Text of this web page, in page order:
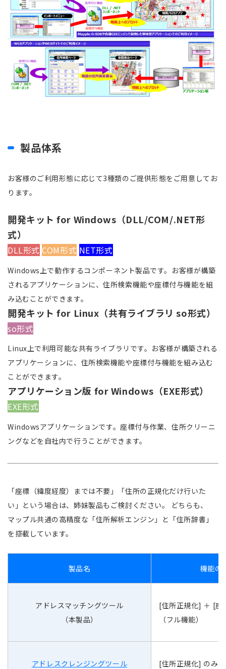
製品体系
お客様のご利用形態に応じて3種類のご提供形態をご用意してお
ります。
開発キット for Windows（DLL/COM/.NET形
式）
DLL形式 COM形式 NET形式
Windows上で動作するコンポーネント製品です。お客様が構築
されるアプリケーションに、住所検索機能や座標付与機能を組
み込むことができます。
開発キット for Linux（共有ライブラリ so形式）
so形式
Linux上で利用可能な共有ライブラリです。お客様が構築される
アプリケーションに、住所検索機能や座標付与機能を組み込む
ことができます。
アプリケーション版 for Windows（EXE形式）
EXE形式
Windowsアプリケーションです。座標付与作業、住所クリーニ
ングなどを自社内で行うことができます。
「座標（緯度経度）までは不要」「住所の正規化だけ行いた
い」という場合は、姉妹製品もご検討ください。 どちらも、
マップル共通の高精度な「住所解析エンジン」と「住所辞書」
を搭載しています。
製品名 機能の
アドレスマッチングツール
（本製品）
[住所正規化] ＋ [座
（フル機能）
アドレスクレンジングツール
[住所正規化] のみ